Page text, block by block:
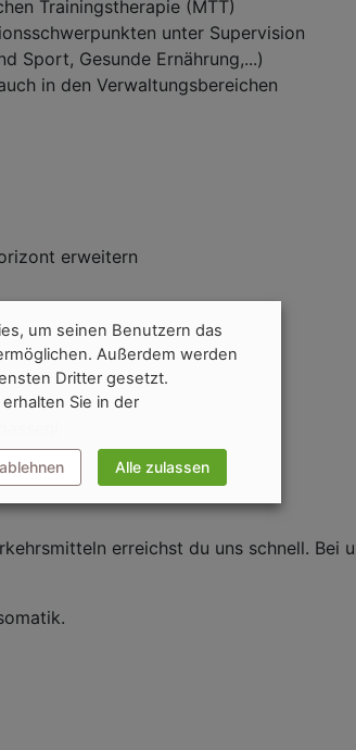
Trainingstherapie (MTT)
unter Supervision
Sport, Gesunde Ernährung,...)
in den Verwaltungsbereichen
erweitern
erreichst du uns schnell. Bei
um seinen Benutzern das
Außerdem werden
Dritter gesetzt.
Sie in der
Alle zulassen